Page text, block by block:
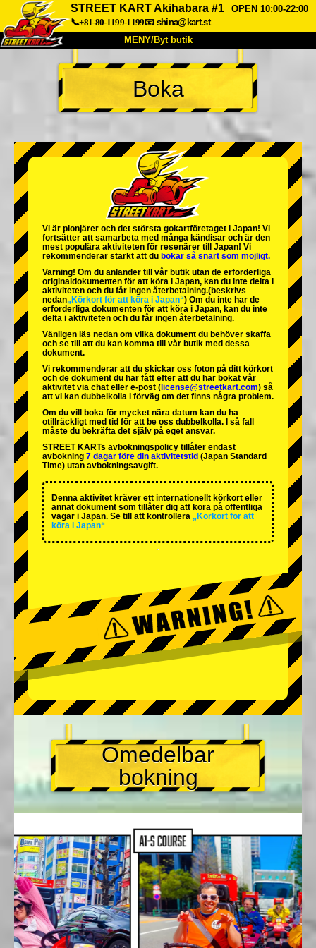
STREET KART Akihabara #1
OPEN 10:00-22:00
📞+81-80-1199-1199📧 shina@kart.st
MENY/Byt butik
HEM
Om oss Specifikationer Pris
Företag Boka
Byt butik
Tokyo Shinagawa Tokyo Akihabara#1
Tokyo Akihabara#2
Tokyo Shibuya Annex Tokyo Bay
Tokyo Asakusa Osaka
Okinawa
Boka
Vi är pionjärer och det största gokartföretaget i Japan! Vi
fortsätter att samarbeta med många kändisar och är den
mest populära aktiviteten för resenärer till Japan! Vi
rekommenderar starkt att du bokar så snart som möjligt.
Varning! Om du anländer till vår butik utan de erforderliga
originaldokumenten för att köra i Japan, kan du inte delta i
aktiviteten och du får ingen återbetalning.(beskrivs
nedan„Körkort för att köra i Japan“) Om du inte har de
erforderliga dokumenten för att köra i Japan, kan du inte
delta i aktiviteten och du får ingen återbetalning.
Vänligen läs nedan om vilka dokument du behöver skaffa
och se till att du kan komma till vår butik med dessa
dokument.
Vi rekommenderar att du skickar oss foton på ditt körkort
och de dokument du har fått efter att du har bokat vår
aktivitet via chat eller e-post ( license@streetkart.com) så
att vi kan dubbelkolla i förväg om det finns några problem.
Om du vill boka för mycket nära datum kan du ha
otillräckligt med tid för att be oss dubbelkolla. I så fall
måste du bekräfta det själv på eget ansvar.
STREET KARTs avbokningspolicy tillåter endast
avbokning 7 dagar före din aktivitetstid (Japan Standard
Time) utan avbokningsavgift.
Denna aktivitet kräver ett internationellt körkort eller
annat dokument som tillåter dig att köra på offentliga
vägar i Japan. Se till att kontrollera „Körkort för att
köra i Japan“
Omedelbar
bokning